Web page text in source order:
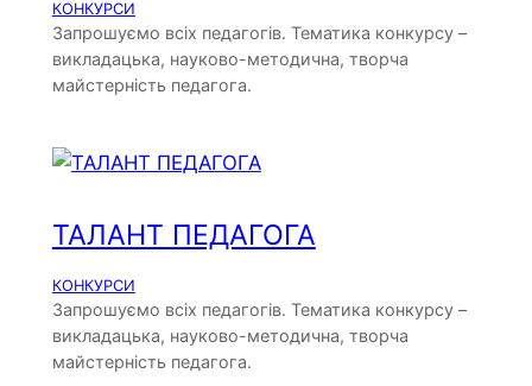
КОНКУРСИ
Запрошуємо всіх педагогів. Тематика конкурсу –
викладацька, науково-методична, творча
майстерність педагога.
ТАЛАНТ ПЕДАГОГА
КОНКУРСИ
Запрошуємо всіх педагогів. Тематика конкурсу –
викладацька, науково-методична, творча
майстерність педагога.